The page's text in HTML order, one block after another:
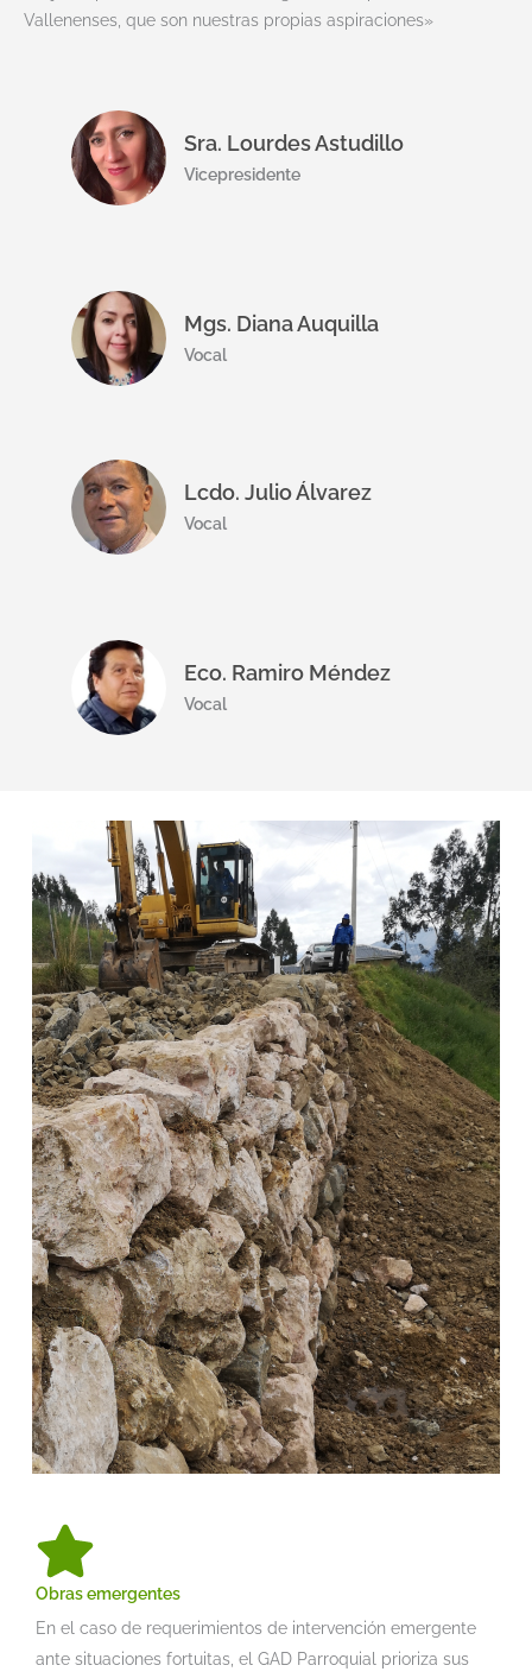
Vallenenses, que son nuestras propias aspiraciones»
Sra. Lourdes Astudillo
Vicepresidente
Mgs. Diana Auquilla
Vocal
Lcdo. Julio Álvarez
Vocal
Eco. Ramiro Méndez
Vocal
Obras emergentes
En el caso de requerimientos de intervención emergente
ante situaciones fortuitas, el GAD Parroquial prioriza sus